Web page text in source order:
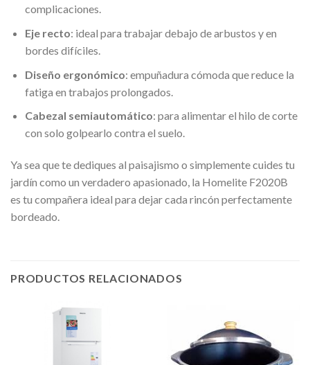
complicaciones.
Eje recto: ideal para trabajar debajo de arbustos y en
bordes difíciles.
Diseño ergonómico: empuñadura cómoda que reduce la
fatiga en trabajos prolongados.
Cabezal semiautomático: para alimentar el hilo de corte
con solo golpearlo contra el suelo.
Ya sea que te dediques al paisajismo o simplemente cuides tu
jardín como un verdadero apasionado, la Homelite F2020B
es tu compañera ideal para dejar cada rincón perfectamente
bordeado.
PRODUCTOS RELACIONADOS